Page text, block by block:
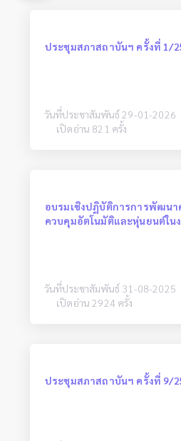
ประชุมสภาสถาบันฯ ครั้งที่ 1/
วันที่ประชาสัมพันธ์ 29-01-2026
เปิดอ่าน 821 ครั้ง
อบรมเชิงปฏิบัติการการพัฒน
ควบคุมอัตโนมัติและหุ่นยนต์ใน
วันที่ประชาสัมพันธ์ 31-08-2025
เปิดอ่าน 2924 ครั้ง
ประชุมสภาสถาบันฯ ครั้งที่ 9/